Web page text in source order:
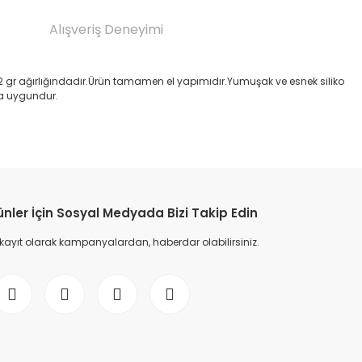
Alışveriş Deneyimi
ağırlığındadır.Ürün tamamen el yapımıdır.Yumuşak ve esnek siliko
uygundur.
İçin Sosyal Medyada Bizi Takip Edin
olarak kampanyalardan, haberdar olabilirsiniz.